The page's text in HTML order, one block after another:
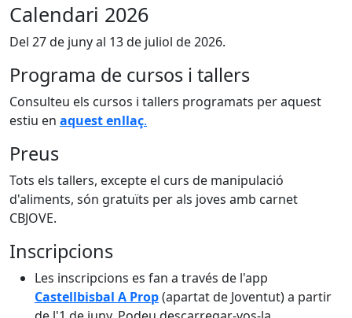
Calendari 2026
Del 27 de juny al 13 de juliol de 2026.
Programa de cursos i tallers
Consulteu els cursos i tallers programats per aquest
estiu en aquest enllaç.
Preus
Tots els tallers, excepte el curs de manipulació
d'aliments, són gratuïts per als joves amb carnet
CBJOVE.
Inscripcions
Les inscripcions es fan a través de l'app
Castellbisbal A Prop(apartat de Joventut) a partir